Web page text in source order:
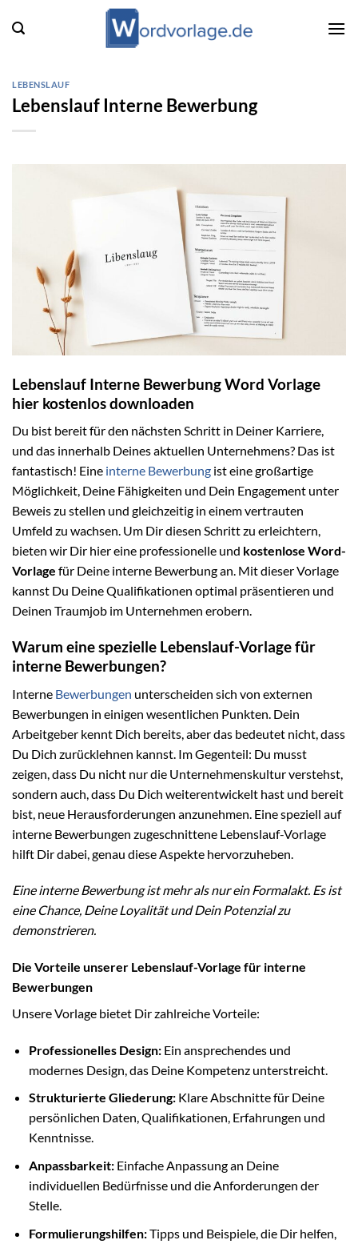
Inhalt
LEBENSLAUF
Lebenslauf Interne Bewerbung
Lebenslauf Interne Bewerbung Word Vorlage
hier kostenlos downloaden
Du bist bereit für den nächsten Schritt in Deiner Karriere,
und das innerhalb Deines aktuellen Unternehmens? Das ist
fantastisch! Eine interne Bewerbung ist eine großartige
Möglichkeit, Deine Fähigkeiten und Dein Engagement unter
Beweis zu stellen und gleichzeitig in einem vertrauten
Umfeld zu wachsen. Um Dir diesen Schritt zu erleichtern,
bieten wir Dir hier eine professionelle und kostenlose Word-
Vorlage für Deine interne Bewerbung an. Mit dieser Vorlage
kannst Du Deine Qualifikationen optimal präsentieren und
Deinen Traumjob im Unternehmen erobern.
Warum eine spezielle Lebenslauf-Vorlage für
interne Bewerbungen?
Interne Bewerbungen unterscheiden sich von externen
Bewerbungen in einigen wesentlichen Punkten. Dein
Arbeitgeber kennt Dich bereits, aber das bedeutet nicht, dass
Du Dich zurücklehnen kannst. Im Gegenteil: Du musst
zeigen, dass Du nicht nur die Unternehmenskultur verstehst,
sondern auch, dass Du Dich weiterentwickelt hast und bereit
bist, neue Herausforderungen anzunehmen. Eine speziell auf
interne Bewerbungen zugeschnittene Lebenslauf-Vorlage
hilft Dir dabei, genau diese Aspekte hervorzuheben.
Eine interne Bewerbung ist mehr als nur ein Formalakt. Es ist
eine Chance, Deine Loyalität und Dein Potenzial zu
demonstrieren.
Die Vorteile unserer Lebenslauf-Vorlage für interne
Bewerbungen
Unsere Vorlage bietet Dir zahlreiche Vorteile:
Professionelles Design:Ein ansprechendes und
modernes Design, das Deine Kompetenz unterstreicht.
Strukturierte Gliederung:Klare Abschnitte für Deine
persönlichen Daten, Qualifikationen, Erfahrungen und
Kenntnisse.
Anpassbarkeit:Einfache Anpassung an Deine
individuellen Bedürfnisse und die Anforderungen der
Stelle.
Formulierungshilfen:Tipps und Beispiele, die Dir helfen,